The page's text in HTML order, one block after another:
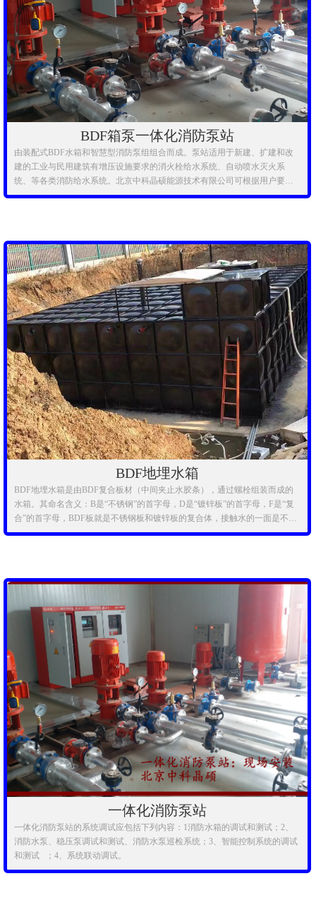
BDF箱泵一体化消防泵站
由装配式BDF水箱和智慧型消防泵组组合而成。泵站适用于新建、扩建和改
建的工业与民用建筑有增压设施要求的消火栓给水系统、自动喷水灭火系
统、等各类消防给水系统。北京中科晶硕能源技术有限公司可根据用户要
求，按需订制，完成箱泵一体化消防给水泵站的设计、制作、安装、调试、
BDF地埋水箱
BDF地埋水箱是由BDF复合板材（中间夹止水胶条），通过螺栓组装而成的
水箱。其命名含义：B是“不锈钢”的首字母，D是“镀锌板”的首字母，F是“复
合”的首字母，BDF板就是不锈钢板和镀锌板的复合体，接触水的一面是不锈
钢薄板衬里，用来保证水质和防腐，外侧是较厚的镀锌钢板，用来提供整体
一体化消防泵站
一体化消防泵站的系统调试应包括下列内容：1消防水箱的调试和测试；2、
消防水泵、稳压泵调试和测试、消防水泵巡检系统；3、智能控制系统的调试
和测试 ；4、系统联动调试。